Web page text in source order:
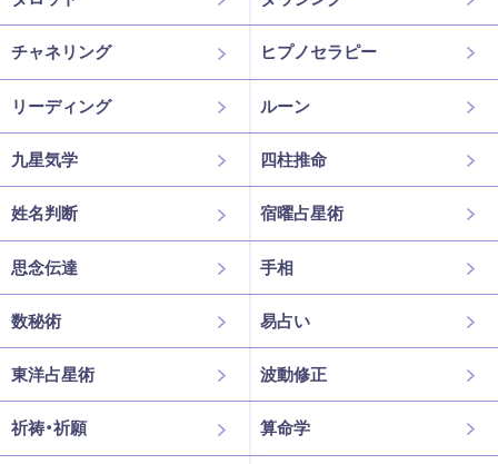
チャネリング ヒプノセラピー
リーディング ルーン
九星気学 四柱推命
姓名判断 宿曜占星術
思念伝達 手相
数秘術 易占い
東洋占星術 波動修正
祈祷・祈願 算命学